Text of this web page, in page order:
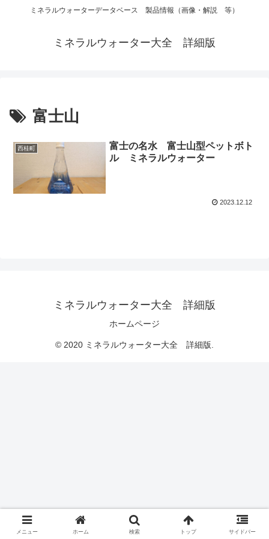
ミネラルウォーターデータベース 製品情報（画像・解説 等）
ミネラルウォーター大全 詳細版
富士山
西桂町
富士の名水 富士山型ペットボト
ル ミネラルウォーター
2023.12.12
ミネラルウォーター大全 詳細版
ホームページ
© 2020 ミネラルウォーター大全 詳細版.
メニュー ホーム 検索 トップ サイドバー